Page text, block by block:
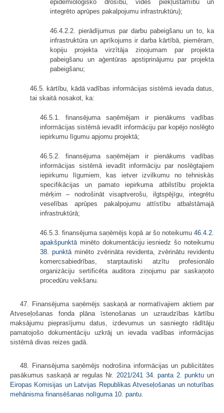
epidemioloģisko drošību, vides piekļūstamību un
integrēto aprūpes pakalpojumu infrastruktūru);
46.4.2.2. pierādījumus par darbu pabeigšanu un to, ka
infrastruktūra un aprīkojums ir darba kārtībā, piemēram,
kopiju projekta virzītāja ziņojumam par projekta
pabeigšanu un aģentūras apstiprinājumu par projekta
pabeigšanu;
46.5. kārtību, kādā vadības informācijas sistēmā ievada datus,
tai skaitā nosakot, ka:
46.5.1. finansējuma saņēmējam ir pienākums vadības
informācijas sistēmā ievadīt informāciju par kopējo noslēgto
iepirkumu līgumu apjomu projektā;
46.5.2. finansējuma saņēmējam ir pienākums vadības
informācijas sistēmā ievadīt informāciju par noslēgtajiem
iepirkumu līgumiem, kas ietver izvilkumu no tehniskās
specifikācijas un pamato iepirkuma atbilstību projekta
mērķim – nodrošināt visaptverošu, ilgtspējīgu, integrētu
veselības aprūpes pakalpojumu attīstību atbalstāmajā
infrastruktūrā;
46.5.3. finansējuma saņēmējs kopā ar šo noteikumu 46.4.2.
apakšpunktā minēto dokumentāciju iesniedz šo noteikumu
38. punktā minēto zvērināta revidenta, zvērinātu revidentu
komercsabiedrības, starptautiski atzītu profesionālo
organizāciju sertificēta auditora ziņojumu par saskaņoto
procedūru veikšanu.
47. Finansējuma saņēmējs saskaņā ar normatīvajiem aktiem par
Atveseļošanas fonda plāna īstenošanas un uzraudzības kārtību
maksājumu pieprasījumu datus, izdevumus un sasniegto rādītāju
pamatojošo dokumentāciju uzkrāj un ievada vadības informācijas
sistēmā divas reizes gadā.
48. Finansējuma saņēmējs nodrošina informācijas un publicitātes
pasākumus saskaņā ar regulas Nr. 2021/241 34. panta 2. punktu un
Eiropas Komisijas un Latvijas Republikas Atveseļošanas un noturības
mehānisma finansēšanas nolīguma 10. pantu